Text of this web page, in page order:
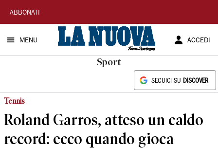
La
Nuova
Sardegna
ABBONATI
MENU ACCEDI
Sport
SEGUICI SU DISCOVER
Tennis
Roland Garros, atteso un caldo
record: ecco quando gioca